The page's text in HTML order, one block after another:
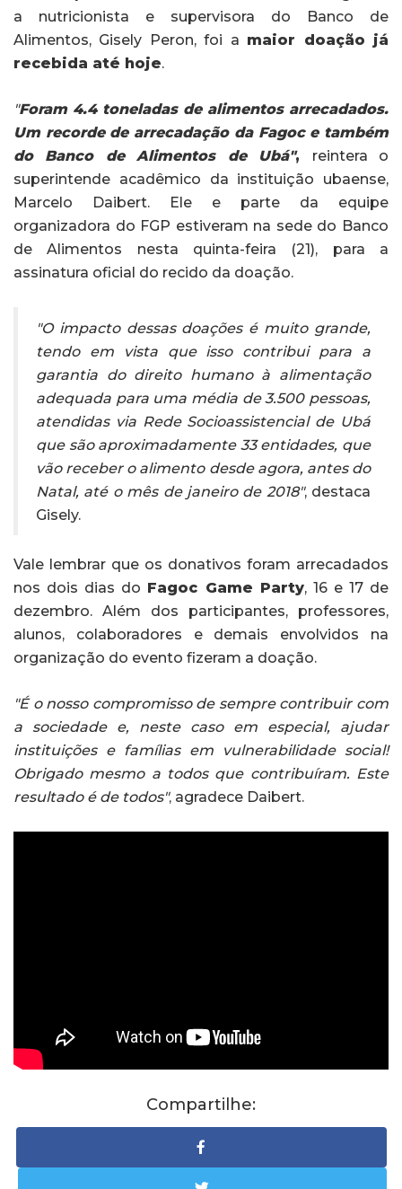
a nutricionista e supervisora do Banco de
Alimentos, Gisely Peron, foi a maior doação já
recebida até hoje.
"Foram 4.4 toneladas de alimentos arrecadados.
Um recorde de arrecadação da Fagoc e também
do Banco de Alimentos de Ubá", reintera o
superintende acadêmico da instituição ubaense,
Marcelo Daibert. Ele e parte da equipe
organizadora do FGP estiveram na sede do Banco
de Alimentos nesta quinta-feira (21), para a
assinatura oficial do recido da doação.
"O impacto dessas doações é muito grande,
tendo em vista que isso contribui para a
garantia do direito humano à alimentação
adequada para uma média de 3.500 pessoas,
atendidas via Rede Socioassistencial de Ubá
que são aproximadamente 33 entidades, que
vão receber o alimento desde agora, antes do
Natal, até o mês de janeiro de 2018", destaca
Gisely.
Vale lembrar que os donativos foram arrecadados
nos dois dias do Fagoc Game Party, 16 e 17 de
dezembro. Além dos participantes, professores,
alunos, colaboradores e demais envolvidos na
organização do evento fizeram a doação.
"É o nosso compromisso de sempre contribuir com
a sociedade e, neste caso em especial, ajudar
instituições e famílias em vulnerabilidade social!
Obrigado mesmo a todos que contribuíram. Este
resultado é de todos", agradece Daibert.
Compartilhe: